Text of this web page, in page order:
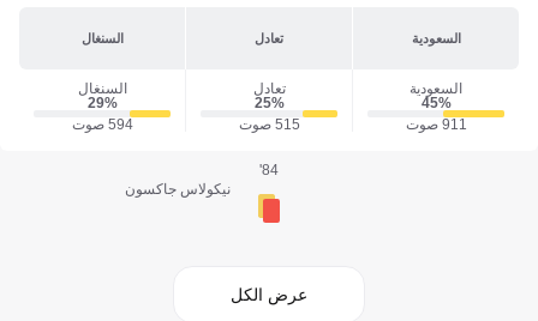
السعودية تعادل السنغال
السعودية
45‎%‎
911 صوت
تعادل
25‎%‎
515 صوت
السنغال
29‎%‎
594 صوت
نيكولاس جاكسون
84'
عرض الكل